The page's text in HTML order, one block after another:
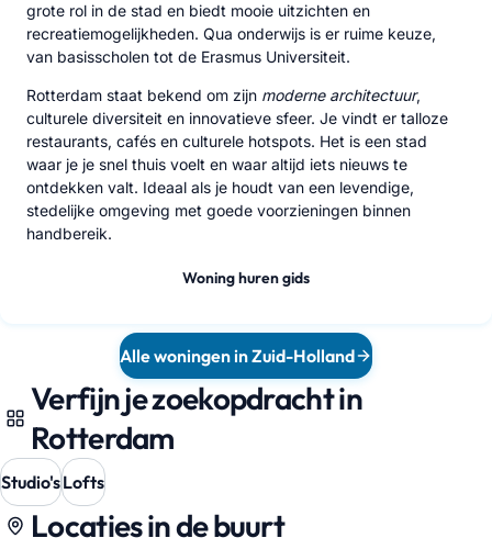
grote rol in de stad en biedt mooie uitzichten en
recreatiemogelijkheden. Qua onderwijs is er ruime keuze,
van basisscholen tot de Erasmus Universiteit.
Rotterdam staat bekend om zijn moderne architectuur,
culturele diversiteit en innovatieve sfeer. Je vindt er talloze
restaurants, cafés en culturele hotspots. Het is een stad
waar je je snel thuis voelt en waar altijd iets nieuws te
ontdekken valt. Ideaal als je houdt van een levendige,
stedelijke omgeving met goede voorzieningen binnen
handbereik.
Woning huren gids
Alle woningen in Zuid-Holland
Verfijn je zoekopdracht in
Rotterdam
Studio'sLofts
Locaties in de buurt